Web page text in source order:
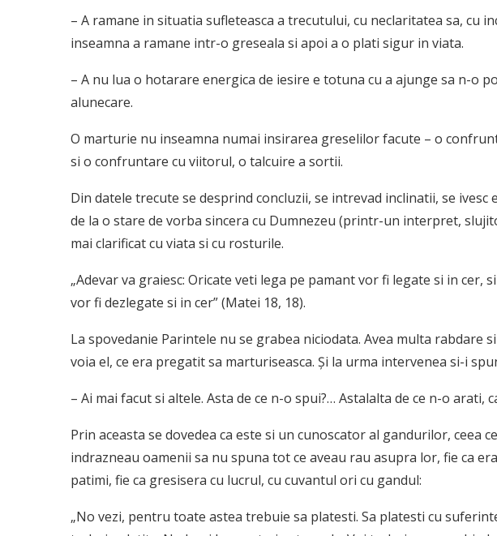
– A ramane in situatia sufleteasca a trecutului, cu neclaritatea sa, cu
inseamna a ramane intr-o greseala si apoi a o plati sigur in viata.
– A nu lua o hotarare energica de iesire e totuna cu a ajunge sa n-o
alunecare.
O marturie nu inseamna numai insirarea gre­selilor facute – o
si o confruntare cu viitorul, o talcuire a sortii.
Din datele trecute se desprind concluzii, se intre­vad inclinatii, se
de la o stare de vorba sincera cu Dumnezeu (printr-un interpret,
mai clarificat cu viata si cu rosturile.
„Adevar va graiesc: Oricate veti lega pe pamant vor fi legate si in cer,
vor fi dezlegate si in cer” (Matei 18, 18).
La spovedanie Parintele nu se grabea niciodata. Avea mul­ta rabdare
voia el, ce era pregatit sa marturiseasca. Şi la urma intervenea si-i
– Ai mai facut si altele. Asta de ce n-o spui?… Astalalta de ce n-o arati,
Prin aceasta se dovedea ca este si un cunoscator al ganduri­lor, ceea
indrazneau oamenii sa nu spuna tot ce aveau rau asupra lor, fie ca
patimi, fie ca gresisera cu lucrul, cu cuvantul ori cu gandul:
„No vezi, pentru toate astea trebuie sa platesti. Sa platesti cu